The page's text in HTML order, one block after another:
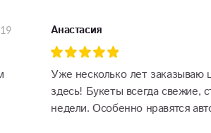
Анастасия
Уже несколько лет заказываю
здесь! Букеты всегда свежие,
недели. Особенно нравятся